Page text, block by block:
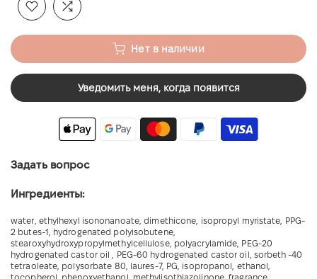
Нет в наличии
Уведомить меня, когда появится
Задать вопрос
Ингредиенты:
water, ethylhexyl isononanoate, dimethicone, isopropyl myristate, PPG-
2 butes-1, hydrogenated polyisobutene,
stearoxyhydroxypropylmethylcellulose, polyacrylamide, PEG-20
hydrogenated castor oil , PEG-60 hydrogenated castor oil, sorbeth -40
tetraoleate, polysorbate 80, laures-7, PG, isopropanol, ethanol,
tocopherol, phenoxyethanol, methylisothiazolinone, fragrance